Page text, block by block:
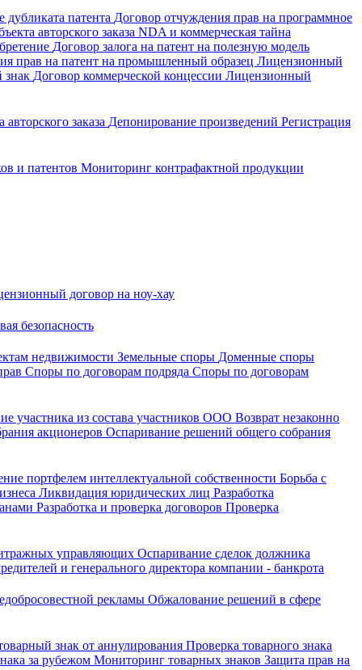
дубликата патента Договор отчуждения прав на программное
авторского заказа NDA и коммерческая тайна
Договор залога на патент на полезную модель
прав на патент на промышленный образец Лицензионный
знак Договор коммерческой концессии Лицензионный
заказа Депонирование произведений Регистрация
и патентов Мониторинг контрафактной продукции
договор на ноу-хау
безопасность
недвижимости Земельные споры Доменные споры
Споры по договорам подряда Споры по договорам
участника из состава участников ООО Возврат незаконно
акционеров Оспаривание решений общего собрания
портфелем интеллектуальной собственности Борьба с
Ликвидация юридических лиц Разработка
Разработка и проверка договоров Проверка
управляющих Оспаривание сделок должника
и генерального директора компании - банкрота
рекламы Обжалование решений в сфере
знак от аннулирования Проверка товарного знака
за рубежом Мониторинг товарных знаков Защита прав на